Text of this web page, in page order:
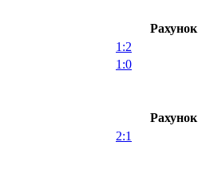
Рахунок
1:2
1:0
Рахунок
2:1